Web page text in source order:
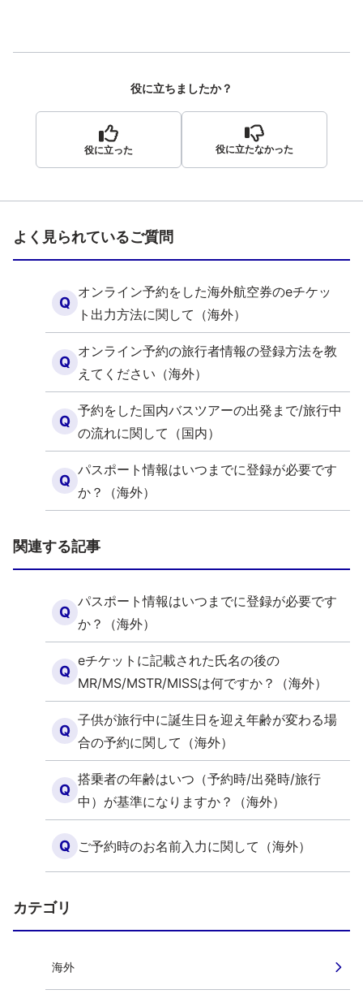
役に立ちましたか？
役に立った 役に立たなかった
よく見られているご質問
Q
オンライン予約をした海外航空券のeチケッ
ト出力方法に関して（海外）
Q
オンライン予約の旅行者情報の登録方法を教
えてください（海外）
Q
予約をした国内バスツアーの出発まで/旅行中
の流れに関して（国内）
Q
パスポート情報はいつまでに登録が必要です
か？（海外）
関連する記事
Q
パスポート情報はいつまでに登録が必要です
か？（海外）
Q
eチケットに記載された氏名の後の
MR/MS/MSTR/MISSは何ですか？（海外）
Q
子供が旅行中に誕生日を迎え年齢が変わる場
合の予約に関して（海外）
Q
搭乗者の年齢はいつ（予約時/出発時/旅行
中）が基準になりますか？（海外）
Q ご予約時のお名前入力に関して（海外）
カテゴリ
海外